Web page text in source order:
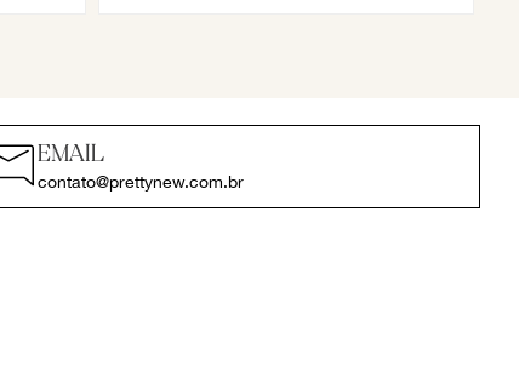
EMAIL
contato@prettynew.com.br